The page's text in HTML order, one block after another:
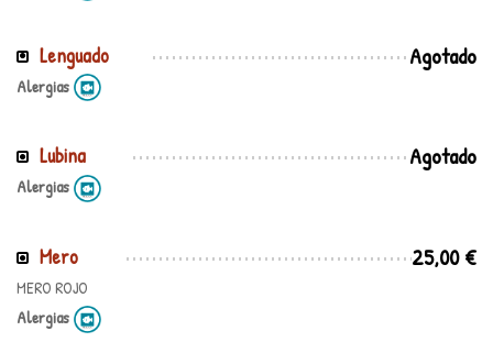
Lenguado Agotado
Alergias
Lubina Agotado
Alergias
Mero 25,00 €
MERO ROJO
Alergias